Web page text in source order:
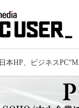
日本HP、ビジネス